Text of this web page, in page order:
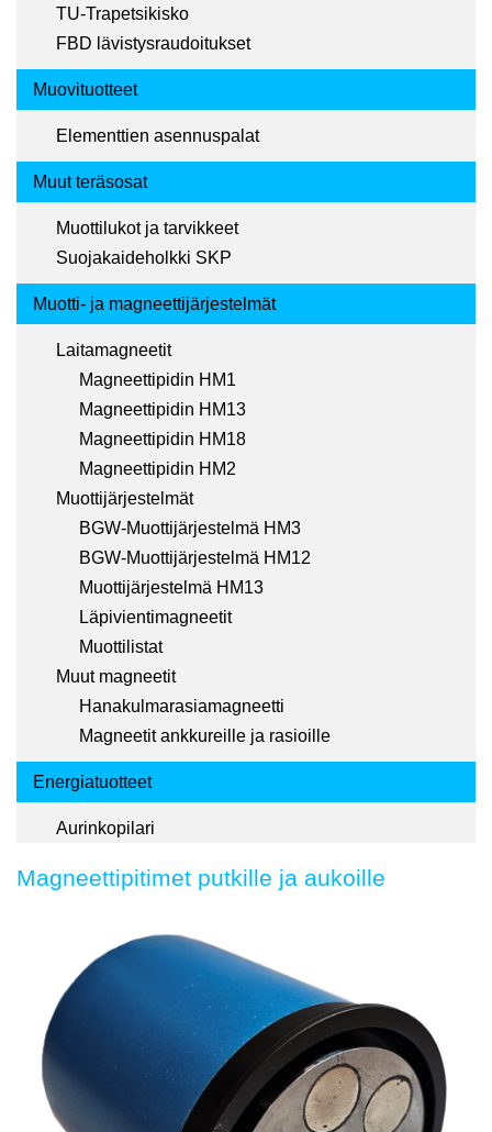
TU-Trapetsikisko
FBD lävistysraudoitukset
Muovituotteet
Elementtien asennuspalat
Muut teräsosat
Muottilukot ja tarvikkeet
Suojakaideholkki SKP
Muotti- ja magneettijärjestelmät
Laitamagneetit
Magneettipidin HM1
Magneettipidin HM13
Magneettipidin HM18
Magneettipidin HM2
Muottijärjestelmät
BGW-Muottijärjestelmä HM3
BGW-Muottijärjestelmä HM12
Muottijärjestelmä HM13
Läpivientimagneetit
Muottilistat
Muut magneetit
Hanakulmarasiamagneetti
Magneetit ankkureille ja rasioille
Energiatuotteet
Aurinkopilari
Magneettipitimet putkille ja aukoille